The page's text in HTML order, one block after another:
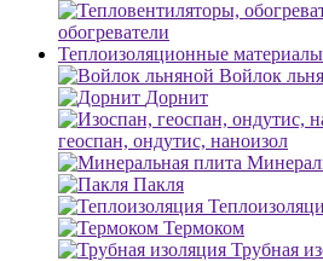
обогреватели
Теплоизоляционные материалы
Войлок
Дорнит
геоспан, ондутис, наноизол
Пакля
Термоком
Трубная